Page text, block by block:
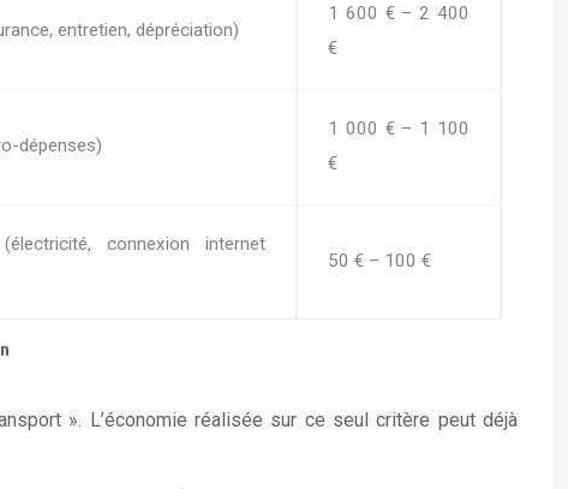
entretien, dépréciation)
1 600 € – 2 400
€
dépenses)
1 000 € – 1 100
€
connexion internet
50 € – 100 €
». L’économie réalisée sur ce seul critère peut déjà